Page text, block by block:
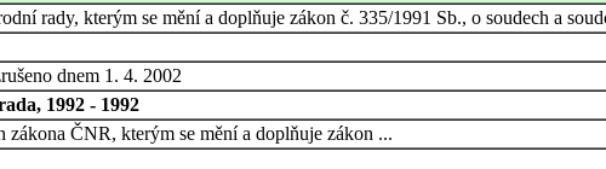
rady, kterým se mění a doplňuje zákon č. 335/1991 Sb., o soudech a
dnem 1. 4. 2002
1992 - 1992
zákona ČNR, kterým se mění a doplňuje zákon ...